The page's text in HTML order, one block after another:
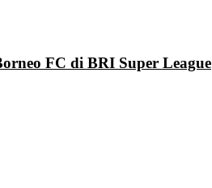
FC di BRI Super League